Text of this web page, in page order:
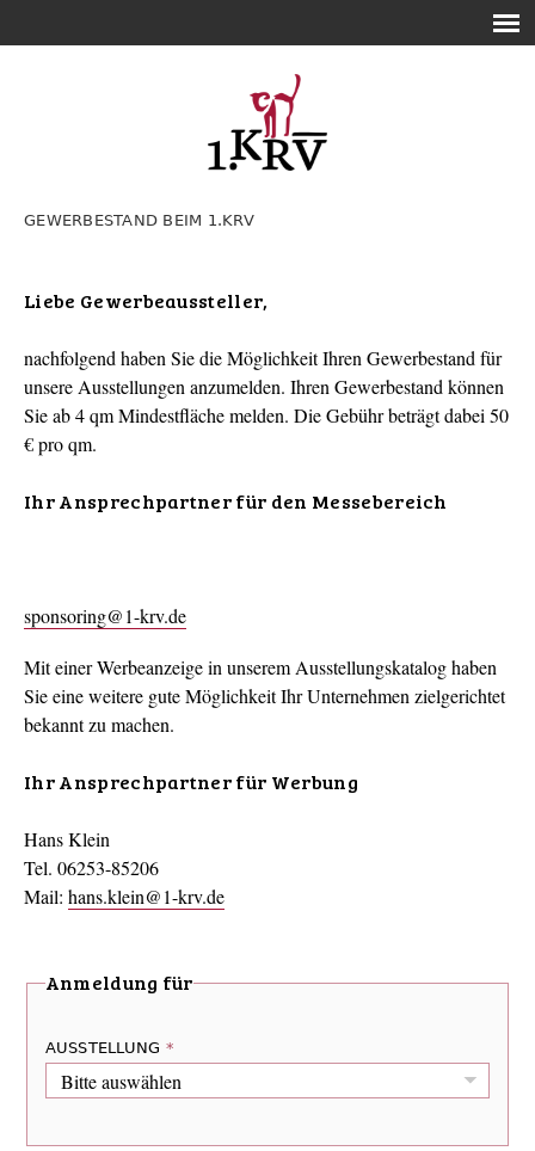
GEWERBESTAND BEIM 1.KRV
Liebe Gewerbeaussteller,
nachfolgend haben Sie die Möglichkeit Ihren Gewerbestand für
unsere Ausstellungen anzumelden. Ihren Gewerbestand können
Sie ab 4 qm Mindestfläche melden. Die Gebühr beträgt dabei 50
€ pro qm.
Ihr Ansprechpartner für den Messebereich
sponsoring@1-krv.de
Mit einer Werbeanzeige in unserem Ausstellungskatalog haben
Sie eine weitere gute Möglichkeit Ihr Unternehmen zielgerichtet
bekannt zu machen.
Ihr Ansprechpartner für Werbung
Hans Klein
Tel. 06253-85206
Mail: hans.klein@1-krv.de
Anmeldung für
AUSSTELLUNG *